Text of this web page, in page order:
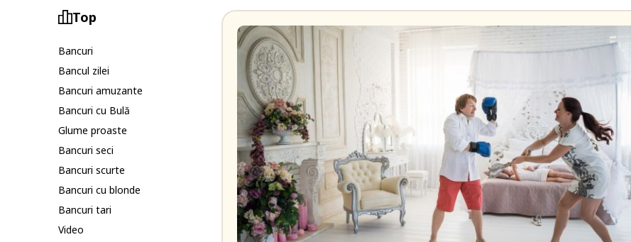
Top
Bancuri
Bancul zilei
Bancuri amuzante
Bancuri cu Bulă
Glume proaste
Bancuri seci
Bancuri scurte
Bancuri cu blonde
Bancuri tari
Video